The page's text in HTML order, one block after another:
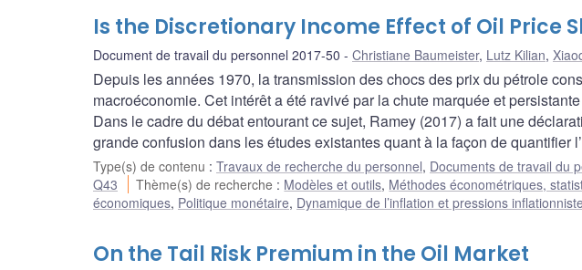
Is the Discretionary Income Effect of Oil Price
Document de travail du personnel 2017-50 Christiane Baumeister, Lutz Kilian,
Depuis les années 1970, la transmission des chocs des prix du pétrole
macroéconomie. Cet intérêt a été ravivé par la chute marquée et
Dans le cadre du débat entourant ce sujet, Ramey (2017) a fait une
grande confusion dans les études existantes quant à la façon de quantifier
Type(s) de contenu : Travaux de recherche du personnel, Documents de travail du
Q43
Thème(s) de recherche : Modèles et outils, Méthodes économétriques,
économiques, Politique monétaire, Dynamique de l’inflation et pressions
On the Tail Risk Premium in the Oil Market